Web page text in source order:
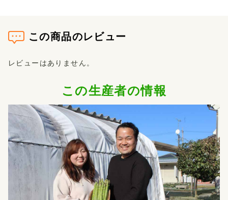
この商品のレビュー
レビューはありません。
この生産者の情報